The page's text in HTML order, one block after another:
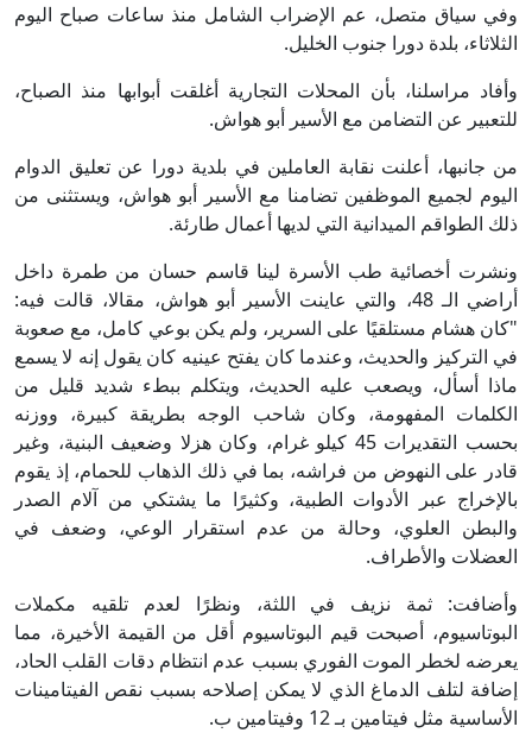
وفي سياق متصل، عم الإضراب الشامل منذ ساعات صباح اليوم
الثلاثاء، بلدة دورا جنوب الخليل.
وأفاد مراسلنا، بأن المحلات التجارية أغلقت أبوابها منذ الصباح،
للتعبير عن التضامن مع الأسير أبو هواش.
من جانبها، أعلنت نقابة العاملين في بلدية دورا عن تعليق الدوام
اليوم لجميع الموظفين تضامنا مع الأسير أبو هواش، ويستثنى من
ذلك الطواقم الميدانية التي لديها أعمال طارئة.
ونشرت أخصائية طب الأسرة لينا قاسم حسان من طمرة داخل
أراضي الـ 48، والتي عاينت الأسير أبو هواش، مقالا، قالت فيه:
"كان هشام مستلقيًا على السرير، ولم يكن بوعي كامل، مع صعوبة
في التركيز والحديث، وعندما كان يفتح عينيه كان يقول إنه لا يسمع
ماذا أسأل، ويصعب عليه الحديث، ويتكلم ببطء شديد قليل من
الكلمات المفهومة، وكان شاحب الوجه بطريقة كبيرة، ووزنه
بحسب التقديرات 45 كيلو غرام، وكان هزلا وضعيف البنية، وغير
قادر على النهوض من فراشه، بما في ذلك الذهاب للحمام، إذ يقوم
بالإخراج عبر الأدوات الطبية، وكثيرًا ما يشتكي من آلام الصدر
والبطن العلوي، وحالة من عدم استقرار الوعي، وضعف في
العضلات والأطراف.
وأضافت: ثمة نزيف في اللثة، ونظرًا لعدم تلقيه مكملات
البوتاسيوم، أصبحت قيم البوتاسيوم أقل من القيمة الأخيرة، مما
يعرضه لخطر الموت الفوري بسبب عدم انتظام دقات القلب الحاد،
إضافة لتلف الدماغ الذي لا يمكن إصلاحه بسبب نقص الفيتامينات
الأساسية مثل فيتامين بـ 12 وفيتامين ب.